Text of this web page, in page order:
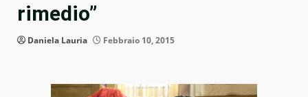
rimedio”
Daniela Lauria Febbraio 10, 2015